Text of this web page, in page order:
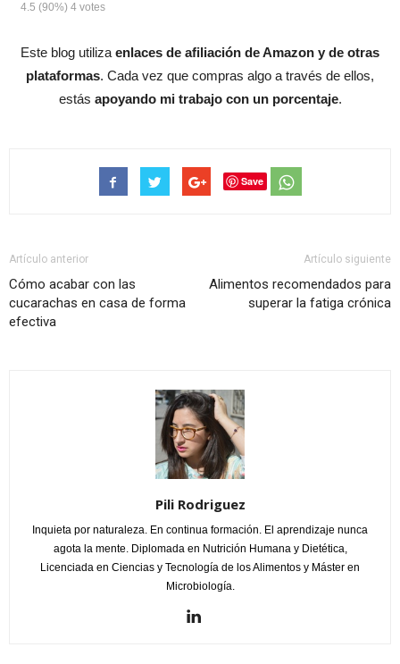
4.5 (90%) 4votes
Este blog utiliza enlaces de afiliación de Amazon y de otras
plataformas. Cada vez que compras algo a través de ellos,
estás apoyando mi trabajo con un porcentaje.
Save
Artículo anterior
Cómo acabar con las
cucarachas en casa de forma
efectiva
Artículo siguiente
Alimentos recomendados para
superar la fatiga crónica
Pili Rodriguez
Inquieta por naturaleza. En continua formación. El aprendizaje nunca
agota la mente. Diplomada en Nutrición Humana y Dietética,
Licenciada en Ciencias y Tecnología de los Alimentos y Máster en
Microbiología.